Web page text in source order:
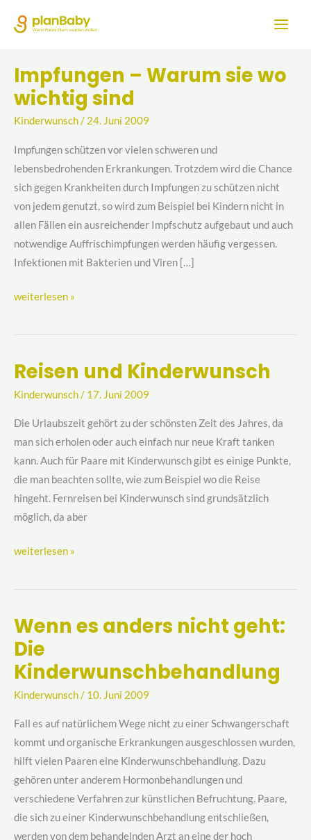
Inhalt
Impfungen – Warum sie wo
wichtig sind
Kinderwunsch/ 24. Juni 2009
Impfungen schützen vor vielen schweren und
lebensbedrohenden Erkrankungen. Trotzdem wird die Chance
sich gegen Krankheiten durch Impfungen zu schützen nicht
von jedem genutzt, so wird zum Beispiel bei Kindern nicht in
allen Fällen ein ausreichender Impfschutz aufgebaut und auch
notwendige Auffrischimpfungen werden häufig vergessen.
Infektionen mit Bakterien und Viren […]
Impfungen
–
wo
wichtig
sind
weiterlesen »
Reisen und Kinderwunsch
Kinderwunsch/ 17. Juni 2009
Die Urlaubszeit gehört zu der schönsten Zeit des Jahres, da
man sich erholen oder auch einfach nur neue Kraft tanken
kann. Auch für Paare mit Kinderwunsch gibt es einige Punkte,
die man beachten sollte, wie zum Beispiel wo die Reise
hingeht. Fernreisen bei Kinderwunsch sind grundsätzlich
möglich, da aber
Reisen
weiterlesen »
Wenn es anders nicht geht:
Die
Kinderwunschbehandlung
Kinderwunsch/ 10. Juni 2009
Fall es auf natürlichem Wege nicht zu einer Schwangerschaft
kommt und organische Erkrankungen ausgeschlossen wurden,
hilft vielen Paaren eine Kinderwunschbehandlung. Dazu
gehören unter anderem Hormonbehandlungen und
verschiedene Verfahren zur künstlichen Befruchtung. Paare,
die sich zu einer Kinderwunschbehandlung entschließen,
werden von dem behandelnden Arzt an eine der hoch
Wenn
es
anders
nicht
geht:
Die
Kinderwunschbehandlung